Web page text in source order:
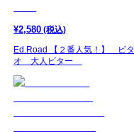
¥2,580 (税込)
Ed.Road 【２番人気！】 ビ
オ 大人ビター